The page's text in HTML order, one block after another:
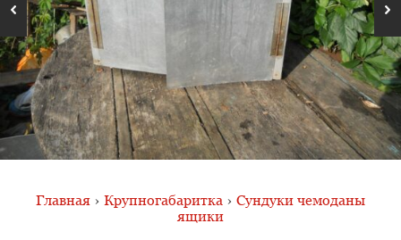
Главная › Крупногабаритка › Сундуки чемоданы
ящики